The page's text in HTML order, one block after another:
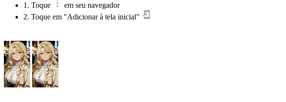
1. Toque
em seu navegador
2. Toque em "Adicionar à tela inicial"